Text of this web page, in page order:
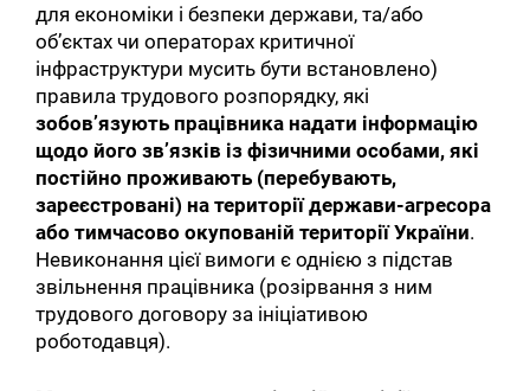
для економіки і безпеки держави, та/або
об’єктах чи операторах критичної
інфраструктури мусить бути встановлено)
правила трудового розпорядку, які
зобов’язують працівника надати інформацію
щодо його зв’язків із фізичними особами, які
постійно проживають (перебувають,
зареєстровані) на території держави-агресора
або тимчасово окупованій території України.
Невиконання цієї вимоги є однією з підстав
звільнення працівника (розірвання з ним
трудового договору за ініціативою
роботодавця).